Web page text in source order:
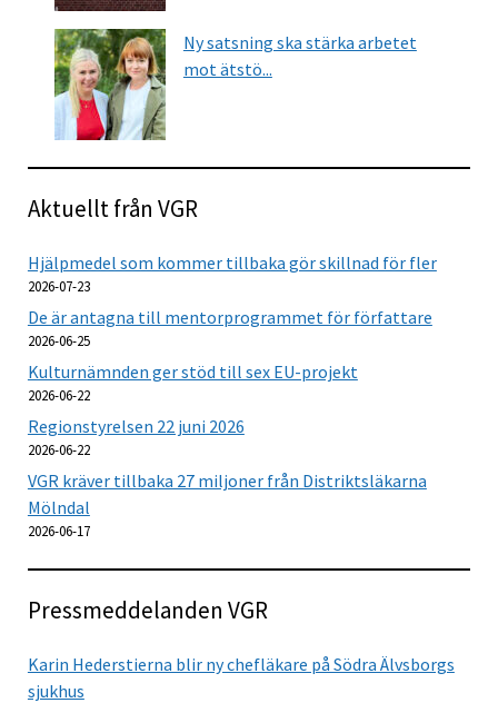
Ny satsning ska stärka arbetet
mot ätstö...
Aktuellt från VGR
Hjälpmedel som kommer tillbaka gör skillnad för fler
2026-07-23
De är antagna till mentorprogrammet för författare
2026-06-25
Kulturnämnden ger stöd till sex EU-projekt
2026-06-22
Regionstyrelsen 22 juni 2026
2026-06-22
VGR kräver tillbaka 27 miljoner från Distriktsläkarna
Mölndal
2026-06-17
Pressmeddelanden VGR
Karin Hederstierna blir ny chefläkare på Södra Älvsborgs
sjukhus